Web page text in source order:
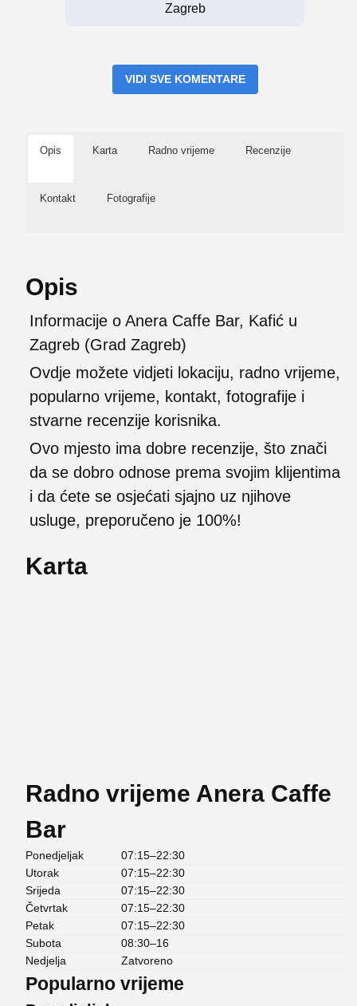
Zagreb
VIDI SVE KOMENTARE
Opis Karta Radno vrijeme Recenzije
Kontakt Fotografije
Opis
Informacije o Anera Caffe Bar, Kafić u
Zagreb (Grad Zagreb)
Ovdje možete vidjeti lokaciju, radno vrijeme,
popularno vrijeme, kontakt, fotografije i
stvarne recenzije korisnika.
Ovo mjesto ima dobre recenzije, što znači
da se dobro odnose prema svojim klijentima
i da ćete se osjećati sjajno uz njihove
usluge, preporučeno je 100%!
Karta
Radno vrijeme Anera Caffe
Bar
Ponedjeljak
07:15–22:30
Utorak
07:15–22:30
Srijeda
07:15–22:30
Četvrtak
07:15–22:30
Petak
07:15–22:30
Subota
08:30–16
Nedjelja
Zatvoreno
Popularno vrijeme